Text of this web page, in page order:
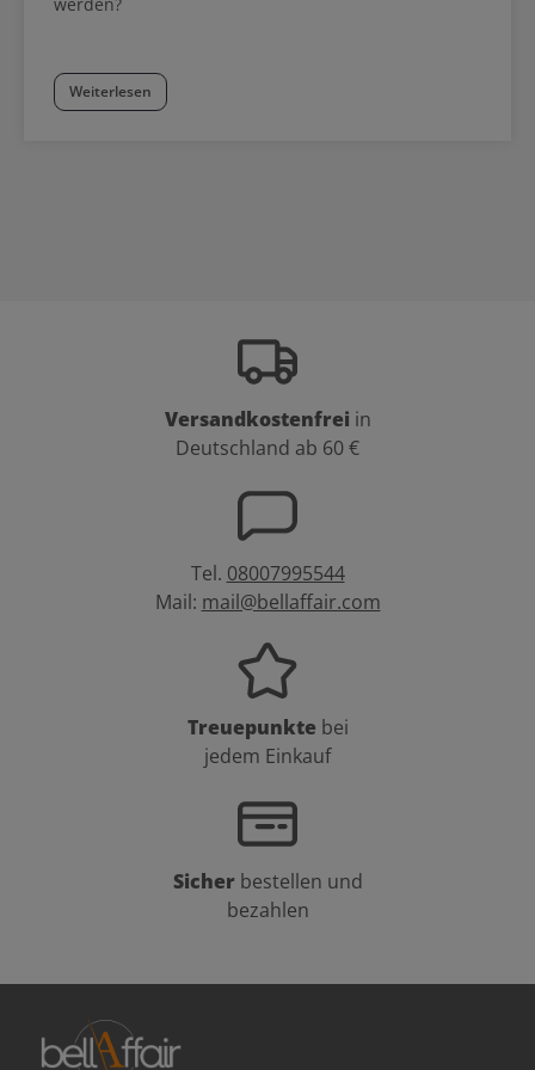
Weiterlesen
Versandkostenfrei in
Deutschland ab 60 €
Tel. 08007995544
Mail: mail@bellaffair.com
Treuepunkte bei
jedem Einkauf
Sicher bestellen und
bezahlen